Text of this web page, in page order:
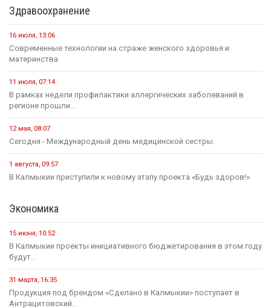
Здравоохранение
16 июля, 13:06
Современные технологии на страже женского здоровья и
материнства
11 июля, 07:14
В рамках недели профилактики аллергических заболеваний в
регионе прошли...
12 мая, 08:07
Сегодня - Международный день медицинской сестры.
1 августа, 09:57
В Калмыкии приступили к новому этапу проекта «Будь здоров!»
Экономика
15 июня, 10:52
В Калмыкии проекты инициативного бюджетирования в этом году
будут...
31 марта, 16:35
Продукция под брендом «Сделано в Калмыкии» поступает в
Антрацитовский...